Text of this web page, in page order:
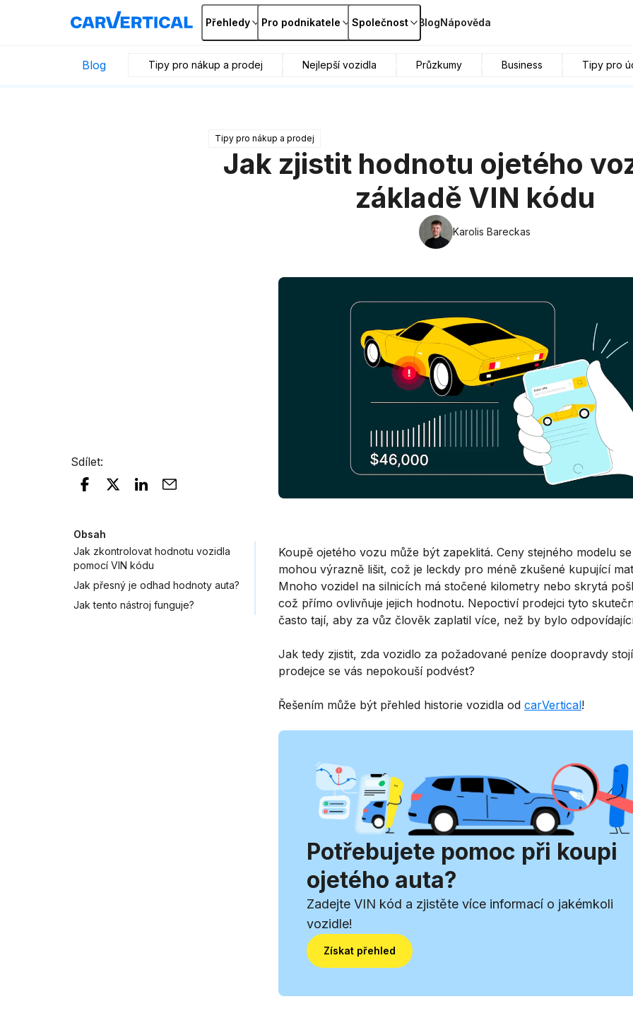
Přehledy Pro podnikatele Společnost BlogNápověda
Blog Tipy pro nákup a prodej Nejlepší vozidla Průzkumy Business Tipy pro
Tipy pro nákup a prodej
Jak zjistit hodnotu ojetého
základě VIN kódu
Karolis Bareckas
Sdílet:
Obsah
Jak zkontrolovat hodnotu vozidla
pomocí VIN kódu
Jak přesný je odhad hodnoty auta?
Jak tento nástroj funguje?
Koupě ojetého vozu může být zapeklitá. Ceny stejného modelu se
mohou výrazně lišit, což je leckdy pro méně zkušené kupující
Mnoho vozidel na silnicích má stočené kilometry nebo skrytá
což přímo ovlivňuje jejich hodnotu. Nepoctiví prodejci tyto
často tají, aby za vůz člověk zaplatil více, než by bylo
Jak tedy zjistit, zda vozidlo za požadované peníze doopravdy
prodejce se vás nepokouší podvést?
Řešením může být přehled historie vozidla od carVertical!
Potřebujete pomoc při koupi
ojetého auta?
Zadejte VIN kód a zjistěte více informací o jakémkoli
vozidle!
Získat přehled